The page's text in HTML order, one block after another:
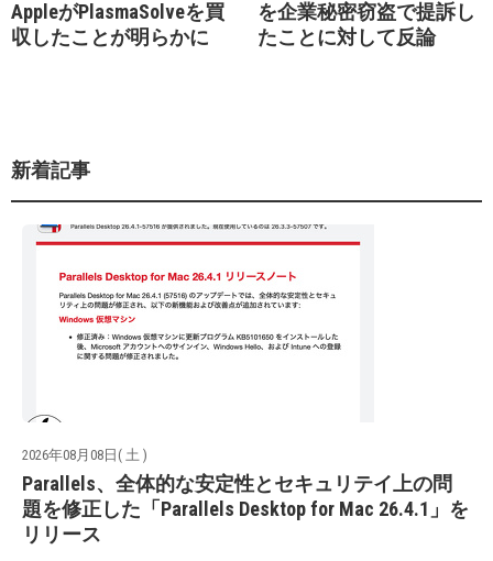
AppleがPlasmaSolveを買
収したことが明らかに
を企業秘密窃盗で提訴し
たことに対して反論
新着記事
2026年08月08日( 土 )
Parallels、全体的な安定性とセキュリテイ上の問
題を修正した「Parallels Desktop for Mac 26.4.1」を
リリース